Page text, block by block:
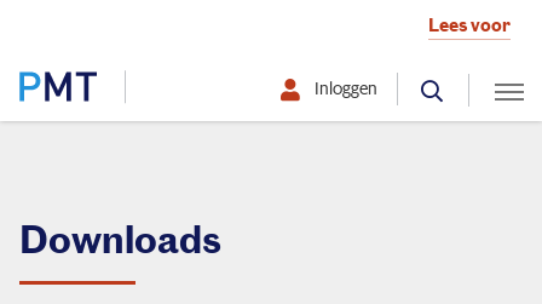
Lees voor
Werkgever
Inloggen
Downloads